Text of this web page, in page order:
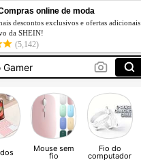
online de moda
descontos exclusivos e ofertas adicionais
da SHEIN!
(5,142)
Gamer
Mouse sem
fio
Fio do
computador